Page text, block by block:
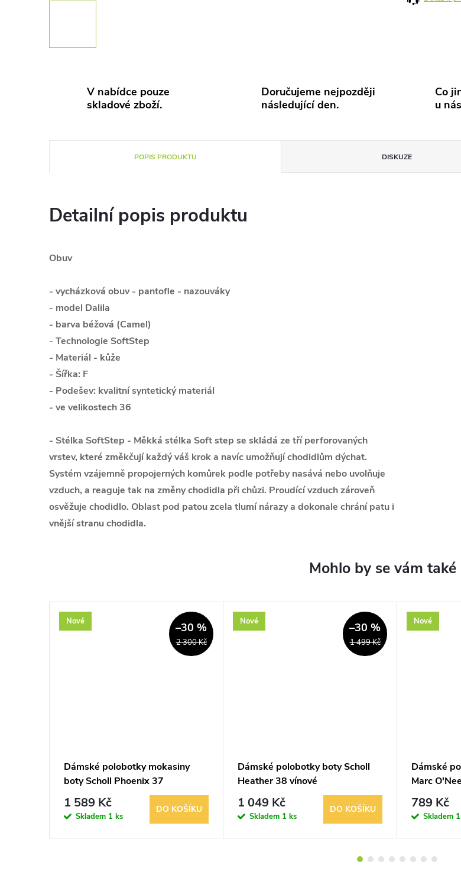
V nabídce pouze
skladové zboží.
Doručujeme nejpozději
následující den.
Co
u
POPIS PRODUKTU DISKUZE
Detailní popis produktu
Obuv
- vycházková obuv - pantofle - nazouváky
- model Dalila
- barva béžová (Camel)
- Technologie SoftStep
- Materiál - kůže
- Šířka: F
- Podešev: kvalitní syntetický materiál
- ve velikostech 36
- Stélka SoftStep - Měkká stélka Soft step se skládá ze tří perforovaných
vrstev, které změkčují každý váš krok a navíc umožňují chodidlům dýchat.
Systém vzájemně propojerných komůrek podle potřeby nasává nebo uvolňuje
vzduch, a reaguje tak na změny chodidla při chůzi. Proudící vzduch zároveň
osvěžuje chodidlo. Oblast pod patou zcela tlumí nárazy a dokonale chrání patu i
vnější stranu chodidla.
Nové
2 300 Kč
–30 %
Dámské polobotky mokasiny
boty Scholl Phoenix 37
1 589 Kč
Skladem 1 ks
DO KOŠÍKU
Nové
1 499 Kč
–30 %
Dámské polobotky boty Scholl
Heather 38 vínové
1 049 Kč
Skladem 1 ks
DO KOŠÍKU
Nové
Dámské
Marc
789 Kč
Skladem